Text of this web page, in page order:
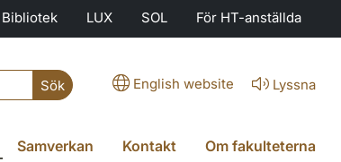
Bibliotek LUX SOL För HT-anställda
Sök English website Lyssna
Samverkan Kontakt Om fakulteterna